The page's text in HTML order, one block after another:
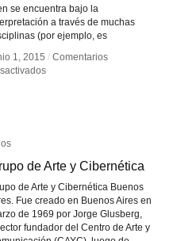
se encuentra bajo la
a través de muchas
(por ejemplo, es
1, 2015 / Comentarios
en
1, 2015 / Comentarios
en
de Arte y Cibernética
de Arte y Cibernética Buenos
Fue creado en Buenos Aires en
de 1969 por Jorge Glusberg,
fundador del Centro de Arte y
de Arte y Cibernética